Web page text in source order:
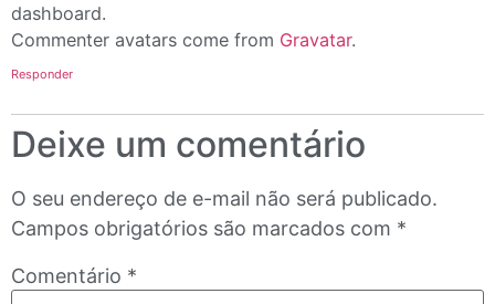
dashboard.
Commenter avatars come from Gravatar.
Responder
Deixe um comentário
O seu endereço de e-mail não será publicado.
Campos obrigatórios são marcados com *
Comentário *